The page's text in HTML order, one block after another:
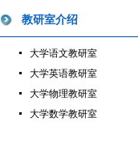
教研室介绍
大学语文教研室
大学英语教研室
大学物理教研室
大学数学教研室